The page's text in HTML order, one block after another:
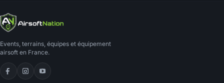
Events, terrains, équipes et équipement
airsoft en France.
Facebook
Instagram
YouTube